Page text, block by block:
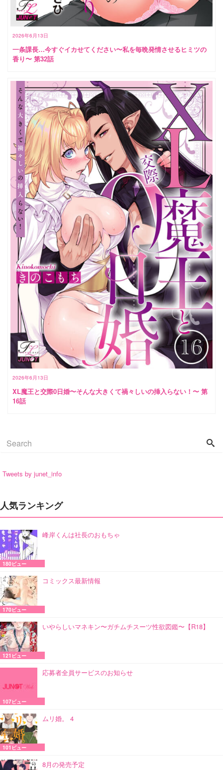
2026年6月13日
一条課長…今すぐイカせてください〜私を毎晩発情させるヒミツの
香り〜 第32話
2026年6月13日
XL魔王と交際0日婚〜そんな大きくて禍々しいの挿入らない！〜 第
16話
Tweets by junet_info
人気ランキング
峰岸くんは社長のおもちゃ
180ビュー
コミックス最新情報
170ビュー
いやらしいマネキン〜ガチムチスーツ性欲図鑑〜【R18】
121ビュー
応募者全員サービスのお知らせ
107ビュー
ムリ婚。 4
101ビュー
8月の発売予定